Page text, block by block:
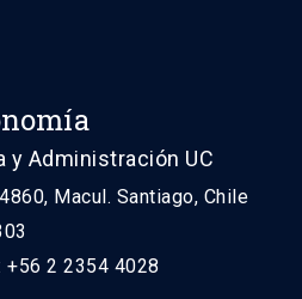
y Administración UC
Macul. Santiago, Chile
2 2354 4028